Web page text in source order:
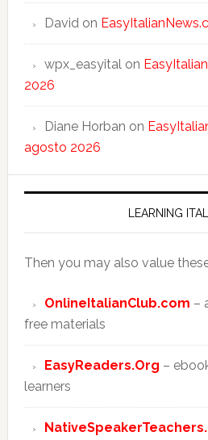
Davidon
wpx_easyitalon
2026
Diane Horban on
agosto 2026
LEARNING
Then you may also value
OnlineItalianClub.com –
free materials
EasyReaders.Org –
learners